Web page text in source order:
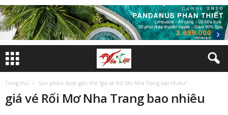
Trang chủ Sản phẩm được gắn thẻ “giá vé Rối Mơ Nha Trang bao nhiêu”
giá vé Rối Mơ Nha Trang bao nhiêu